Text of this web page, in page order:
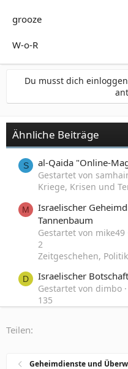
grooze
W-o-R
Du musst dich
Ähnliche Beiträge
S al-Qaida "Online-
Gestartet von
Kriege, Krisen und
M
Israelischer
Tannenbaum
Gestartet von mike49
2
Zeitgeschehen,
D Israelischer
Gestartet von dimbo
135
und Neurowaffen
Teilen:
Geheimdienste und